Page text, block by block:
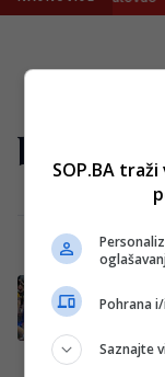
bhSOP.BA
Pohrana
Saznajte